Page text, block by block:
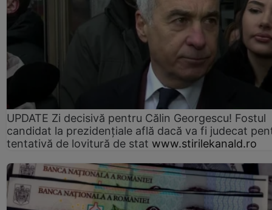
UPDATE Zi decisivă pentru Călin Georgescu! Fostul
candidat la prezidențiale află dacă va fi judecat
tentativă de lovitură de stat www.stirilekanald.ro